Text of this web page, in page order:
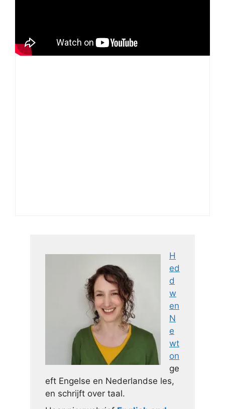
H
ed
d
w
en
N
e
wt
on
ge
eft Engelse en Nederlandse les,
en schrijft over taal.